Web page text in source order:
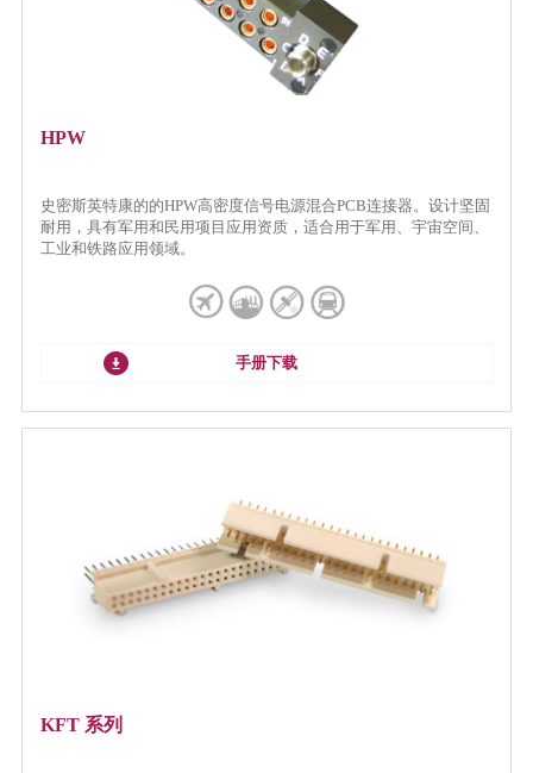
HPW
史密斯英特康的的HPW高密度信号电源混合PCB连接器。设计坚固
耐用，具有军用和民用项目应用资质，适合用于军用、宇宙空间、
工业和铁路应用领域。
手册下载
KFT 系列